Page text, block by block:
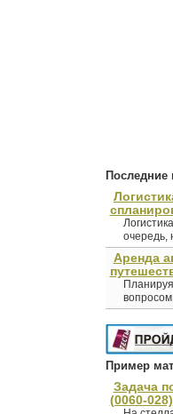
Последние
очередь,
Аренда
Пример
Задача
(0060-028)